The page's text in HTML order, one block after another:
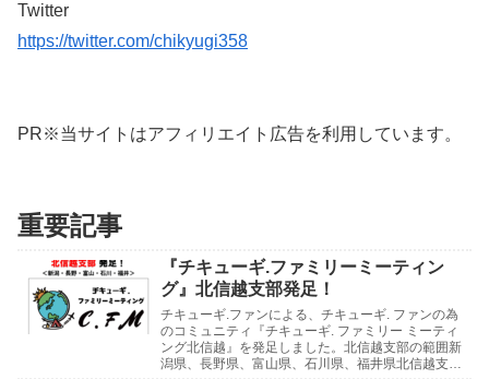
Twitter
https://twitter.com/chikyugi358
PR※当サイトはアフィリエイト広告を利用しています。
重要記事
『チキューギ.ファミリーミーティン
グ』北信越支部発足！
チキューギ.ファンによる、チキューギ. ファンの為
のコミュニティ『チキューギ. ファミリー ミーティ
ング北信越』を発足しました。北信越支部の範囲新
潟県、長野県、富山県、石川県、福井県北信越支部